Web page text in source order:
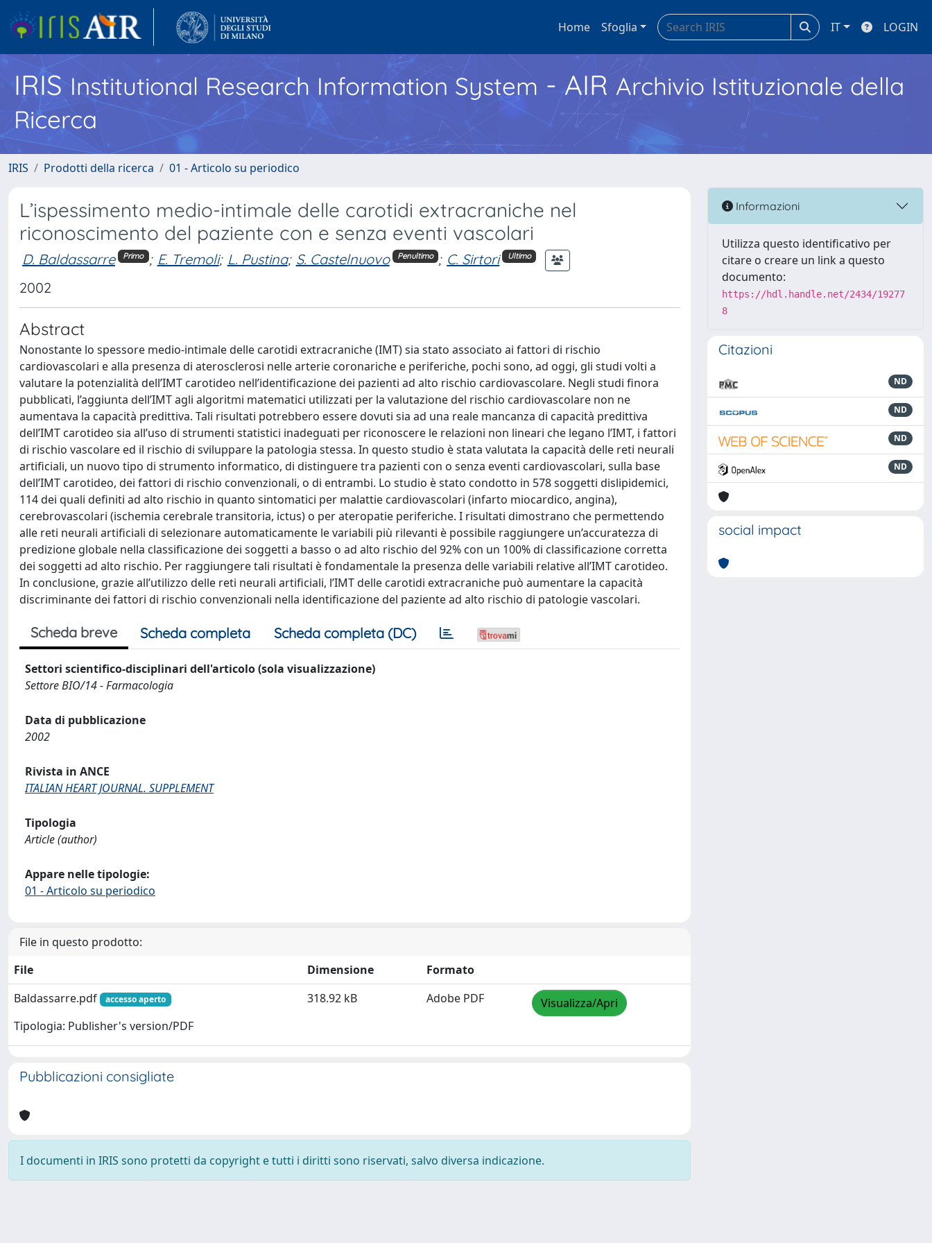
Home Sfoglia IT LOGIN
IRISInstitutional Research Information System - AIR Archivio Istituzionale della
Ricerca
IRIS Prodotti della ricerca 01 - Articolo su periodico
L’ispessimento medio-intimale delle carotidi extracraniche nel
riconoscimento del paziente con e senza eventi vascolari
D. Baldassarre Primo ; E. Tremoli; L. Pustina; S. Castelnuovo Penultimo ; C. Sirtori Ultimo
2002
Abstract
Nonostante lo spessore medio-intimale delle carotidi extracraniche (IMT) sia stato associato ai fattori di rischio
cardiovascolari e alla presenza di aterosclerosi nelle arterie coronariche e periferiche, pochi sono, ad oggi, gli studi volti a
valutare la potenzialità dell’IMT carotideo nell’identificazione dei pazienti ad alto rischio cardiovascolare. Negli studi finora
pubblicati, l’aggiunta dell’IMT agli algoritmi matematici utilizzati per la valutazione del rischio cardiovascolare non ne
aumentava la capacità predittiva. Tali risultati potrebbero essere dovuti sia ad una reale mancanza di capacità predittiva
dell’IMT carotideo sia all’uso di strumenti statistici inadeguati per riconoscere le relazioni non lineari che legano l’IMT, i fattori
di rischio vascolare ed il rischio di sviluppare la patologia stessa. In questo studio è stata valutata la capacità delle reti neurali
artificiali, un nuovo tipo di strumento informatico, di distinguere tra pazienti con o senza eventi cardiovascolari, sulla base
dell’IMT carotideo, dei fattori di rischio convenzionali, o di entrambi. Lo studio è stato condotto in 578 soggetti dislipidemici,
114 dei quali definiti ad alto rischio in quanto sintomatici per malattie cardiovascolari (infarto miocardico, angina),
cerebrovascolari (ischemia cerebrale transitoria, ictus) o per ateropatie periferiche. I risultati dimostrano che permettendo
alle reti neurali artificiali di selezionare automaticamente le variabili più rilevanti è possibile raggiungere un’accuratezza di
predizione globale nella classificazione dei soggetti a basso o ad alto rischio del 92% con un 100% di classificazione corretta
dei soggetti ad alto rischio. Per raggiungere tali risultati è fondamentale la presenza delle variabili relative all’IMT carotideo.
In conclusione, grazie all’utilizzo delle reti neurali artificiali, l’IMT delle carotidi extracraniche può aumentare la capacità
discriminante dei fattori di rischio convenzionali nella identificazione del paziente ad alto rischio di patologie vascolari.
Scheda breve Scheda completa Scheda completa (DC)
Settori scientifico-disciplinari dell'articolo (sola visualizzazione)
Settore BIO/14 - Farmacologia
Data di pubblicazione
2002
Rivista in ANCE
ITALIAN HEART JOURNAL. SUPPLEMENT
Tipologia
Article (author)
Appare nelle tipologie:
01 - Articolo su periodico
File in questo prodotto:
File
Dimensione
Formato
Baldassarre.pdf
accesso aperto
Tipologia: Publisher's version/PDF
318.92 kB Adobe PDF Visualizza/Apri
Pubblicazioni consigliate
I documenti in IRIS sono protetti da copyright e tutti i diritti sono riservati, salvo diversa indicazione.
Informazioni
Utilizza questo identificativo per
citare o creare un link a questo
documento:
https://hdl.handle.net/2434/19277
8
Citazioni
ND
ND
ND
ND
social impact